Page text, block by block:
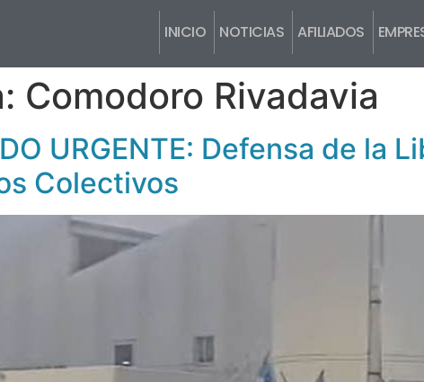
INICIO NOTICIAS AFILIADOS
Comodoro Rivadavia
URGENTE: Defensa de la
Colectivos